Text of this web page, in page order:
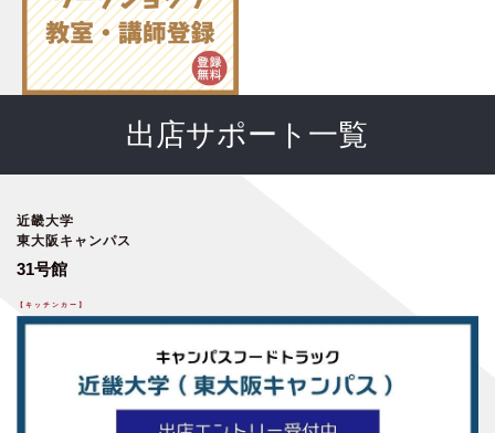
出店サポート一覧
近畿大学
東大阪キャンパス
31号館
【キッチンカー】